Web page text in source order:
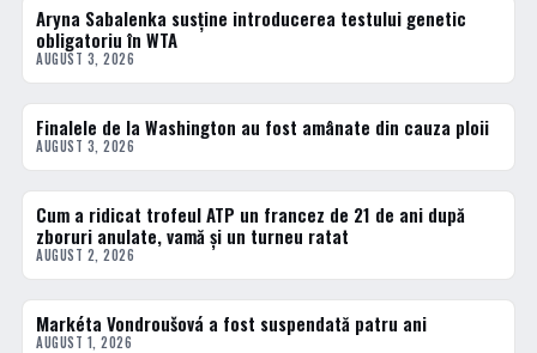
TENIS
Aryna Sabalenka susține introducerea testului genetic
obligatoriu în WTA
AUGUST 3, 2026
DIVERSE
Finalele de la Washington au fost amânate din cauza ploii
AUGUST 3, 2026
TENIS
Cum a ridicat trofeul ATP un francez de 21 de ani după
zboruri anulate, vamă și un turneu ratat
AUGUST 2, 2026
TENIS
Markéta Vondroušová a fost suspendată patru ani
AUGUST 1, 2026